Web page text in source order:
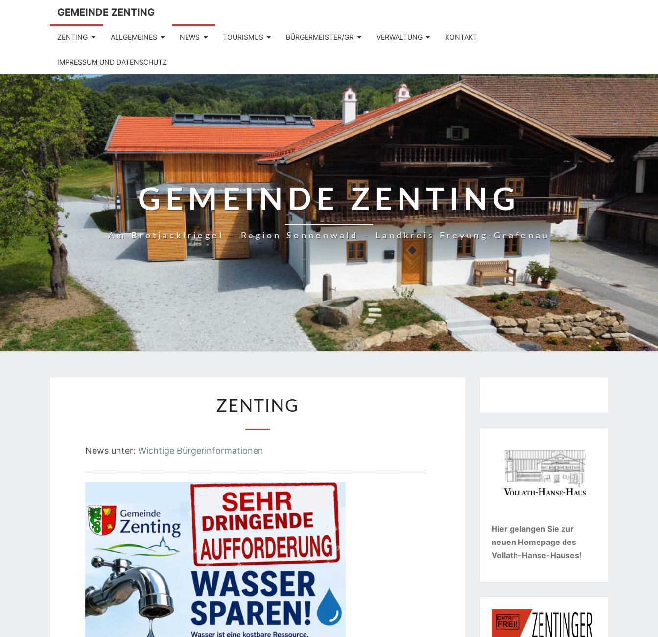
GEMEINDE ZENTING
ZENTING ALLGEMEINES NEWS TOURISMUS BÜRGERMEISTER/GR VERWALTUNG KONTAKT
IMPRESSUM UND DATENSCHUTZ
GEMEINDE ZENTING
Am Brotjacklriegel – Region Sonnenwald – Landkreis Freyung-Grafenau
ZENTING
News unter: Wichtige Bürgerinformationen
Hier gelangen Sie zur
neuen Homepage des
Vollath-Hanse-Hauses!